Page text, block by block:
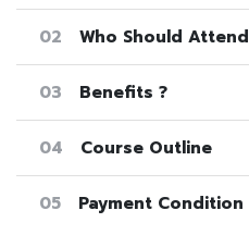
02 Who Should Attend
03 Benefits ?
04 Course Outline
05 Payment Condition